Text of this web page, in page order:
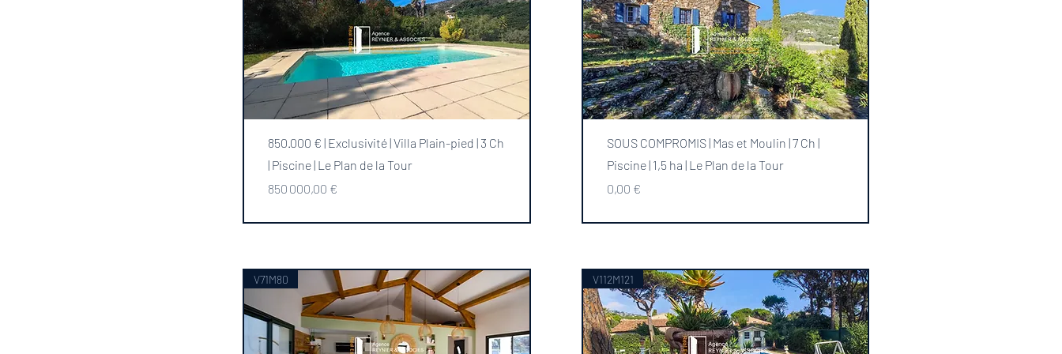
Aperçu rapide
850.000 € | Exclusivité | Villa Plain-pied | 3 Ch
| Piscine | Le Plan de la Tour
Prix
850 000,00 €
Aperçu rapide
SOUS COMPROMIS | Mas et Moulin | 7 Ch |
Piscine | 1,5 ha | Le Plan de la Tour
Prix
0,00 €
V71M80 V112M121